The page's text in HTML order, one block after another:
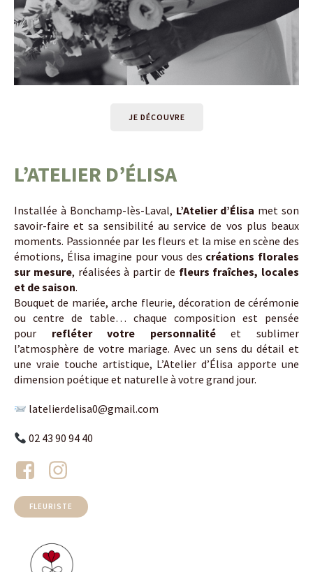
JE DÉCOUVRE
L’ATELIER D’ÉLISA
Installée à Bonchamp-lès-Laval, L’Atelier d’Élisa met son
savoir-faire et sa sensibilité au service de vos plus beaux
moments. Passionnée par les fleurs et la mise en scène des
émotions, Élisa imagine pour vous des créations florales
sur mesure, réalisées à partir de fleurs fraîches, locales
et de saison.
Bouquet de mariée, arche fleurie, décoration de cérémonie
ou centre de table… chaque composition est pensée
pour refléter votre personnalitéet sublimer
l’atmosphère de votre mariage. Avec un sens du détail et
une vraie touche artistique, L’Atelier d’Élisa apporte une
dimension poétique et naturelle à votre grand jour.
latelierdelisa0@gmail.com
02 43 90 94 40
FLEURISTE